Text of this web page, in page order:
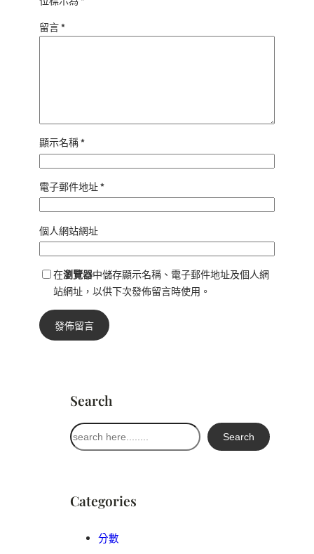
留言*
顯示名稱*
電子郵件地址*
個人網站網址
在瀏覽器中儲存顯示名稱、電子郵件地址及個人網
站網址，以供下次發佈留言時使用。
Search
搜
尋
Search
Categories
分數